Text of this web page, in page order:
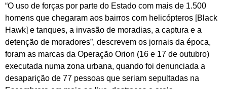
“O uso de forças por parte do Estado com mais de 1.500
homens que chegaram aos bairros com helicópteros [Black
Hawk] e tanques, a invasão de moradias, a captura e a
detenção de moradores”, descrevem os jornais da época,
foram as marcas da Operação Orion (16 e 17 de outubro)
executada numa zona urbana, quando foi denunciada a
desaparição de 77 pessoas que seriam sepultadas na